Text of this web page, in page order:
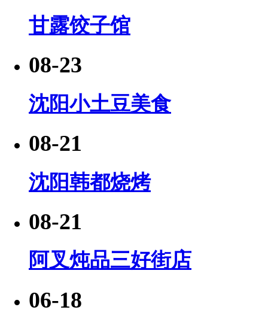
甘露饺子馆
08-23
沈阳小土豆美食
08-21
沈阳韩都烧烤
08-21
阿叉炖品三好街店
06-18